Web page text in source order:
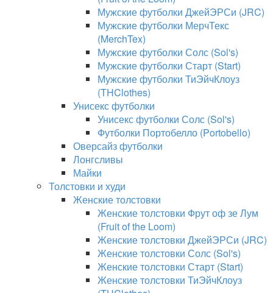
Мужские футболки ДжейЭРСи (JRC)
Мужские футболки МерчТекс
(MerchTex)
Мужские футболки Солс (Sol's)
Мужские футболки Старт (Start)
Мужские футболки ТиЭйчКлоуз
(THClothes)
Унисекс футболки
Унисекс футболки Солс (Sol's)
Футболки Портобелло (Portobello)
Оверсайз футболки
Лонгсливы
Майки
Толстовки и худи
Женские толстовки
Женские толстовки Фрут оф зе Лум
(Fruit of the Loom)
Женские толстовки ДжейЭРСи (JRC)
Женские толстовки Солс (Sol's)
Женские толстовки Старт (Start)
Женские толстовки ТиЭйчКлоуз